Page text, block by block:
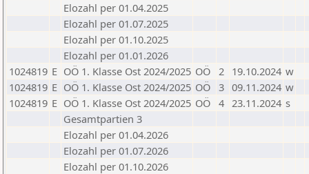
Elozahl per 01.04.2025
Elozahl per 01.07.2025
Elozahl per 01.10.2025
Elozahl per 01.01.2026
1024819 E OÖ 1. Klasse Ost 2024/2025 OÖ 2 19.10.2024 w
1024819 E OÖ 1. Klasse Ost 2024/2025 OÖ 3 09.11.2024 w
1024819 E OÖ 1. Klasse Ost 2024/2025 OÖ 4 23.11.2024 s
Gesamtpartien 3
Elozahl per 01.04.2026
Elozahl per 01.07.2026
Elozahl per 01.10.2026